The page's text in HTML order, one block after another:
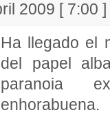
2009 [ 7:00 ]
Ha llegado el
del papel
paranoia
enhorabuena.